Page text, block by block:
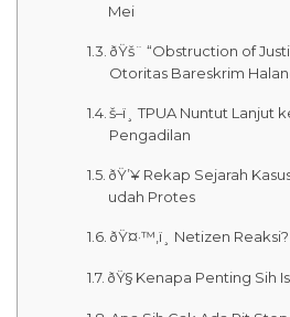
Mei
ðŸš¨ “Obstruction of
Otoritas Bareskrim
š–ï¸ TPUA Nuntut Lanjut
Pengadilan
ðŸ’¥ Rekap Sejarah
udah Protes
ðŸ¤·™‚ï¸ Netizen
ðŸ§­ Kenapa Penting Sih